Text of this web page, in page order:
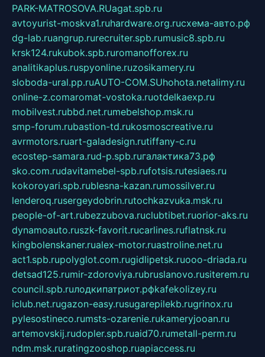
PARK-MATROSOVA.RUagat.spb.ru
avtoyurist-moskva1.ruhardware.org.ruсхема-авто.рф
dg-lab.ruangrup.rurecruiter.spb.rumusic8.spb.ru
krsk124.rukubok.spb.ruromanofforex.ru
analitikaplus.ruspyonline.ruzosikamery.ru
sloboda-ural.pp.ruAUTO-COM.SUhohota.netalimy.ru
online-z.comaromat-vostoka.ruotdelkaexp.ru
mobilvest.rubbd.net.rumebelshop.msk.ru
smp-forum.rubastion-td.rukosmoscreative.ru
avrmotors.ruart-galadesign.rutiffany-c.ru
ecostep-samara.rud-p.spb.ruгалактика73.рф
sko.com.rudavitamebel-spb.rufotsis.rutesiaes.ru
kokoroyari.spb.rublesna-kazan.rumossilver.ru
lenderoq.rusergeydobrin.rutochkazvuka.msk.ru
people-of-art.rubezzubova.ruclubtibet.ruorior-aks.ru
dynamoauto.ruszk-favorit.rucarlines.ruflatnsk.ru
kingbolenskaner.rualex-motor.ruastroline.net.ru
act1.spb.rupolyglot.com.rugidlipetsk.ruooo-driada.ru
detsad125.rumir-zdoroviya.rubruslanovo.rusiterem.ru
council.spb.ruлодкипатриот.рфkafekolizey.ru
iclub.net.rugazon-easy.rusugarepilekb.rugrinox.ru
pylesostineco.rumsts-ozarenie.rukameryjooan.ru
artemovskij.rudopler.spb.ruaid70.rumetall-perm.ru
ndm.msk.ruratingzooshop.ruapiaccess.ru